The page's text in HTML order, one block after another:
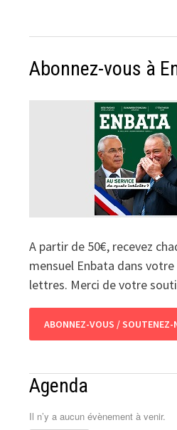
Abonnez-vous à
A partir de 50€, recevez
mensuel Enbata dans
lettres. Merci de votre
ABONNEZ-VOUS / SOUTENEZ-
Agenda
Il n’y a aucun évènement à venir.